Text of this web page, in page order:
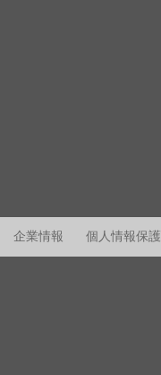
企業情報 個人情報保護